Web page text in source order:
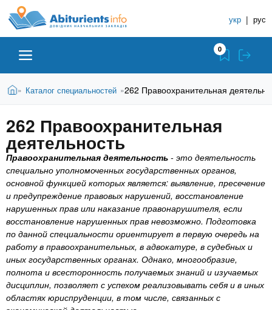
A
b
i
t
u
r
i
e
n
п
р
в
о
н
и
к
У
ч
е
б
н
ы
х
з
укр | рус
Абитуриенту
Вузы
Колледжи
Курсы
Частные школы
MBA
0
В
д
е
с
ь
Главная
» Каталог специальностей »262 Правоохранительная
262 Правоохранительная
деятельность
Правоохранительная деятельность - это деятельность
специально уполномоченных государственных органов,
основной функцией которых является: выявление, пресечение
и предупреждение правовых нарушений, восстановление
нарушенных прав или наказание правонарушителя, если
восстановление нарушенных прав невозможно. Подготовка
по данной специальности ориентирует в первую очередь на
работу в правоохранительных, в адвокатуре, в судебных и
иных государственных органах. Однако, многообразие,
полнота и всесторонность получаемых знаний и изучаемых
дисциплин, позволяет с успехом реализовывать себя и в иных
областях юриспруденции, в том числе, связанных с